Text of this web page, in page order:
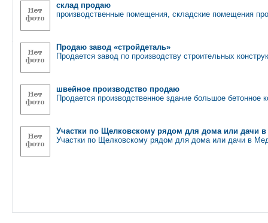
склад продаю
производственные помещения, складские помещения
Продаю завод «стройдеталь»
Продается завод по производству строительных
швейное производство продаю
Продается производственное здание большое
Участки по Щелковскому рядом для дома или дачи
Участки по Щелковскому рядом для дома или дачи в